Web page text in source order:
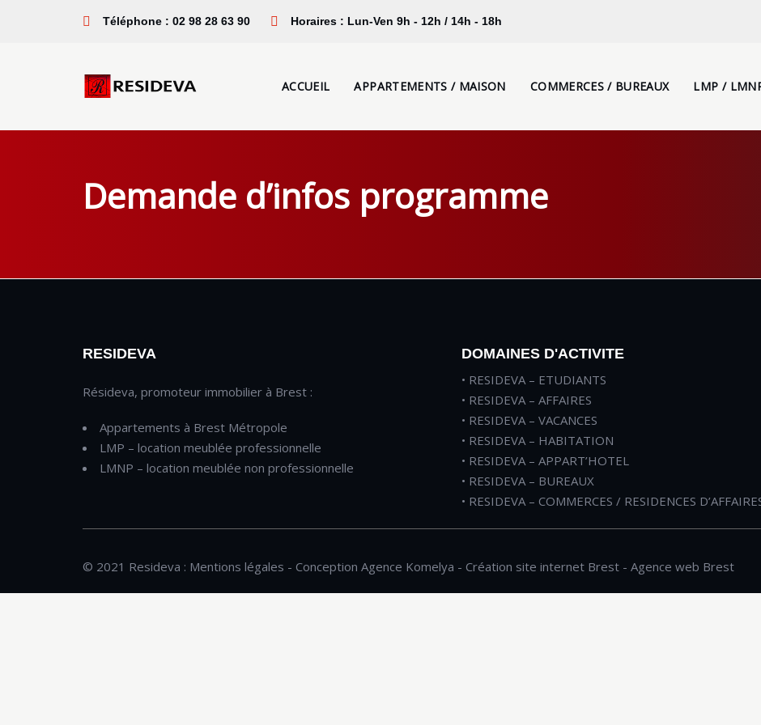
au
Téléphone : 02 98 28 63 90 Horaires : Lun-Ven 9h - 12h / 14h - 18h
ACCUEIL APPARTEMENTS / MAISON COMMERCES / BUREAUX LMP /
Demande d’infos programme
RESIDEVA
Résideva, promoteur immobilier à Brest :
Appartements à Brest Métropole
LMP – location meublée professionnelle
LMNP – location meublée non professionnelle
DOMAINES D'ACTIVITE
• RESIDEVA – ETUDIANTS
• RESIDEVA – AFFAIRES
• RESIDEVA – VACANCES
• RESIDEVA – HABITATION
• RESIDEVA – APPART’HOTEL
• RESIDEVA – BUREAUX
• RESIDEVA – COMMERCES / RESIDENCES
© 2021 Resideva : Mentions légales - Conception Agence Komelya - Création site internet Brest - Agence web Brest